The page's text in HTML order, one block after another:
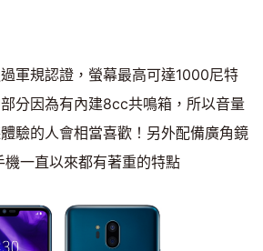
軍規認證，螢幕最高可達1000尼特
分因為有內建8cc共鳴箱，所以音量
驗的人會相當喜歡！另外配備廣角鏡
一直以來都有著重的特點